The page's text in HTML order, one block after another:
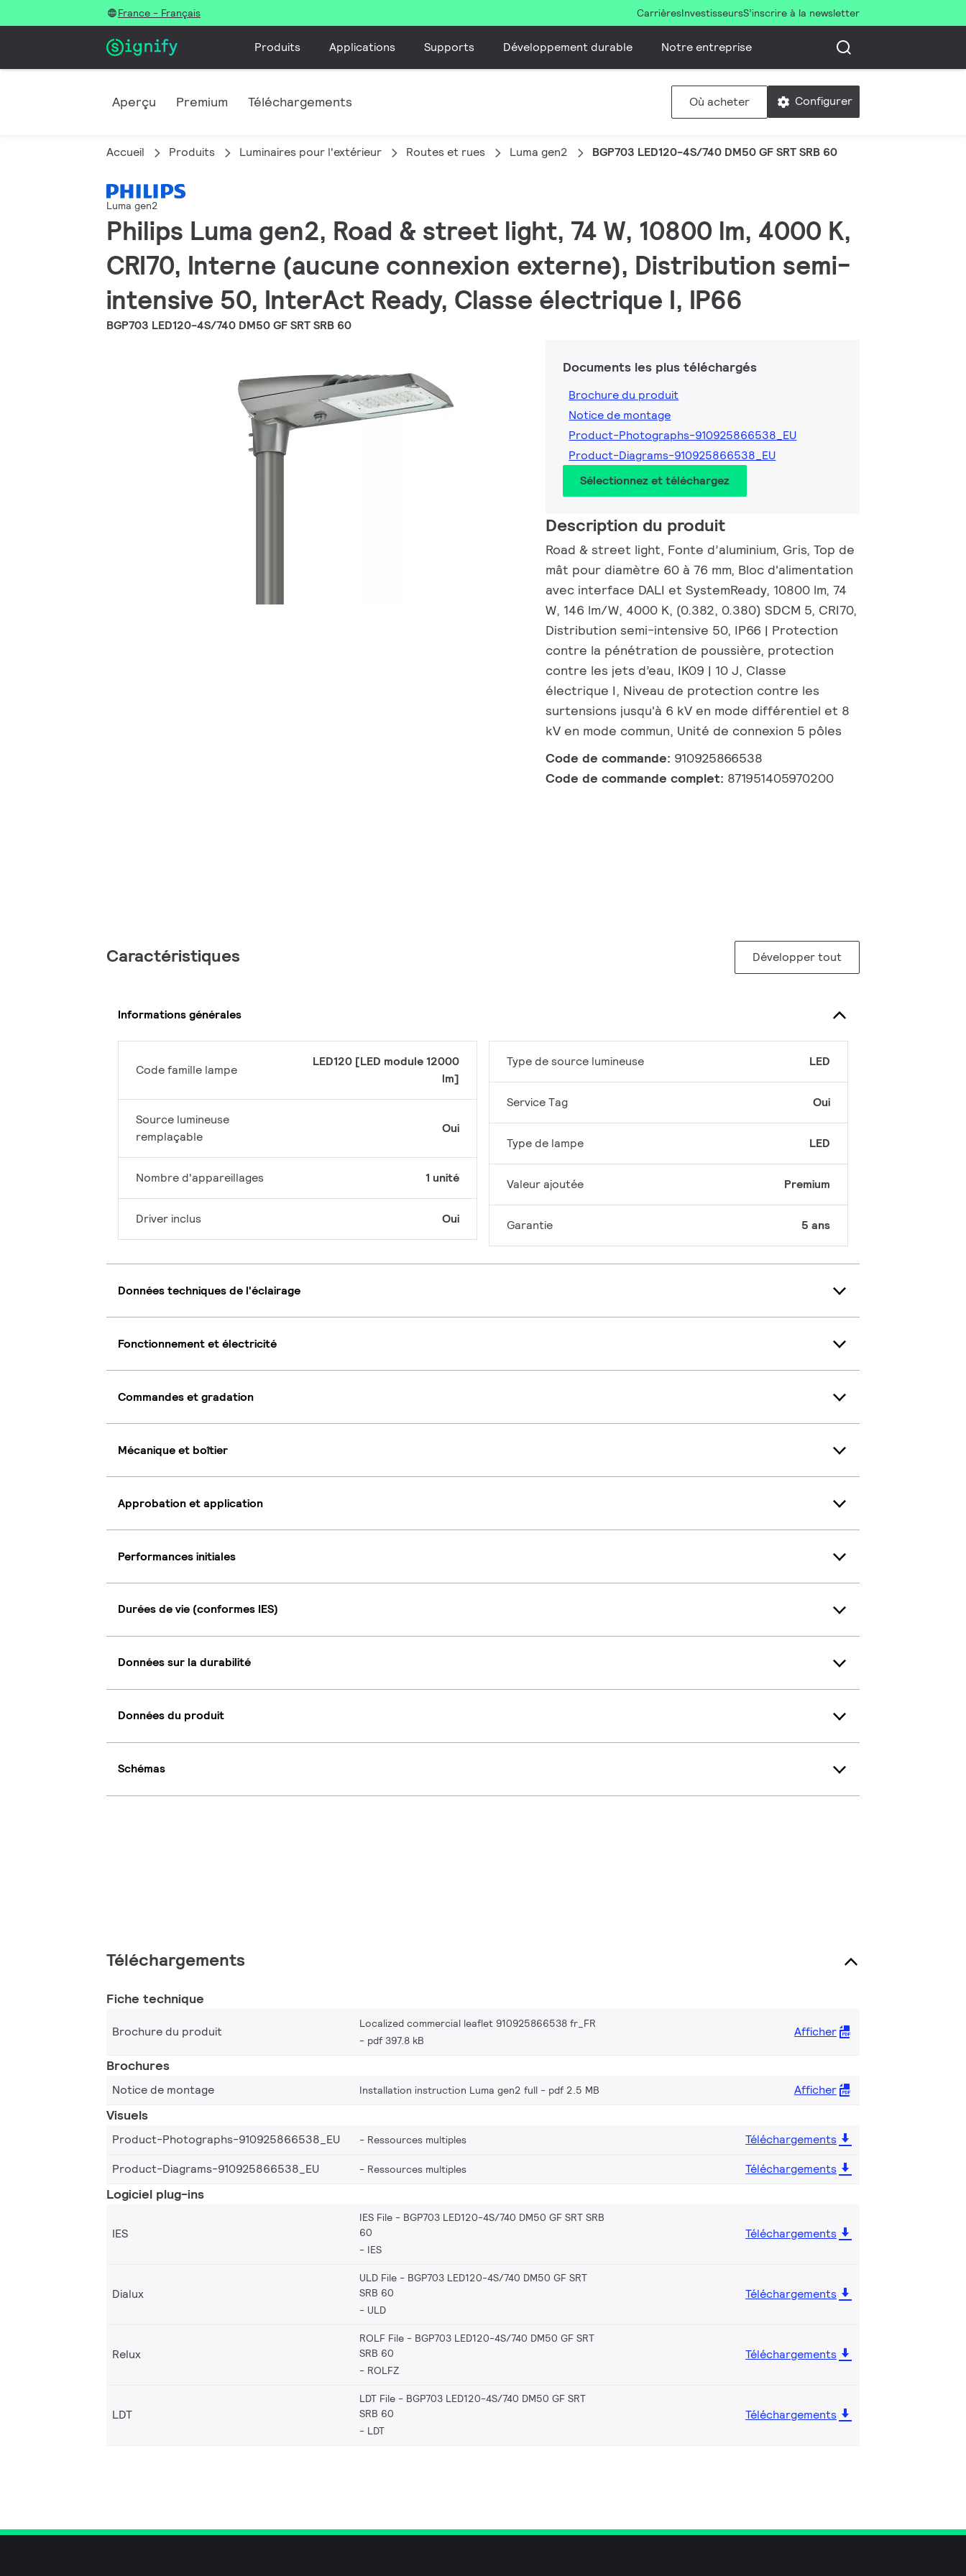
France - Français CarrièresInvestisseursS’inscrire à la newsletter
Produits Applications Supports Développement durable Notre entreprise
Aperçu Premium Téléchargements Où acheter Configurer
Accueil Produits Luminaires pour l'extérieur Routes et rues Luma gen2 BGP703 LED120-4S/740 DM50 GF SRT SRB 60
Luma gen2
Philips Luma gen2, Road & street light, 74 W, 10800 lm, 4000 K,
CRI70, Interne (aucune connexion externe), Distribution semi-
intensive 50, InterAct Ready, Classe électrique I, IP66
BGP703 LED120-4S/740 DM50 GF SRT SRB 60
Documents les plus téléchargés
Brochure du produit
Notice de montage
Product-Photographs-910925866538_EU
Product-Diagrams-910925866538_EU
Sélectionnez et téléchargez
Description du produit
Road & street light, Fonte d’aluminium, Gris, Top de
mât pour diamètre 60 à 76 mm, Bloc d'alimentation
avec interface DALI et SystemReady, 10800 lm, 74
W, 146 lm/W, 4000 K, (0.382, 0.380) SDCM 5, CRI70,
Distribution semi-intensive 50, IP66 | Protection
contre la pénétration de poussière, protection
contre les jets d’eau, IK09 | 10 J, Classe
électrique I, Niveau de protection contre les
surtensions jusqu'à 6 kV en mode différentiel et 8
kV en mode commun, Unité de connexion 5 pôles
Code de commande: 910925866538
Code de commande complet: 871951405970200
Caractéristiques Développer tout
Informations générales
Code famille lampe
LED120 [LED module 12000
lm]
Source lumineuse
remplaçable
Oui
Nombre d'appareillages 1 unité
Driver inclus Oui
Type de source lumineuse LED
Service Tag Oui
Type de lampe LED
Valeur ajoutée Premium
Garantie 5 ans
Données techniques de l'éclairage
Fonctionnement et électricité
Commandes et gradation
Mécanique et boîtier
Approbation et application
Performances initiales
Durées de vie (conformes IES)
Données sur la durabilité
Données du produit
Schémas
Téléchargements
Fiche technique
Brochure du produit
Localized commercial leaflet 910925866538 fr_FR
pdf 397.8 kB
Afficher
Brochures
Notice de montage Installation instruction Luma gen2 full pdf 2.5 MB Afficher
Visuels
Product-Photographs-910925866538_EU Ressources multiples
Téléchargements
Product-Diagrams-910925866538_EU
Ressources multiples Téléchargements
Logiciel plug-ins
IES
IES File - BGP703 LED120-4S/740 DM50 GF SRT SRB
60
IES
Téléchargements
Dialux
ULD File - BGP703 LED120-4S/740 DM50 GF SRT
SRB 60
ULD
Téléchargements
Relux
ROLF File - BGP703 LED120-4S/740 DM50 GF SRT
SRB 60
ROLFZ
Téléchargements
LDT
LDT File - BGP703 LED120-4S/740 DM50 GF SRT
SRB 60
LDT
Téléchargements